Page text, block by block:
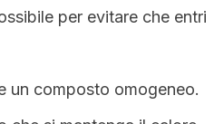
per evitare che entri
un composto omogeneo.